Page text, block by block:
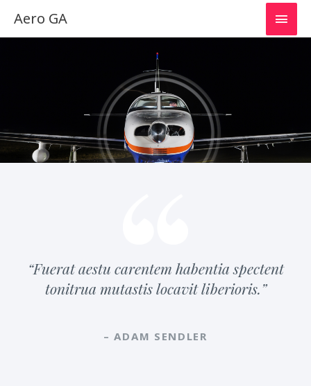
content
Aero GA
Main
“Fuerat aestu carentem habentia spectent
tonitrua mutastis locavit liberioris.”
– ADAM SENDLER